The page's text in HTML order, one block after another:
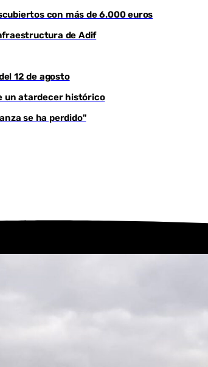
Youtube
con más de 6.000 euros
de Adif
12 de agosto
un atardecer histórico
se ha perdido"